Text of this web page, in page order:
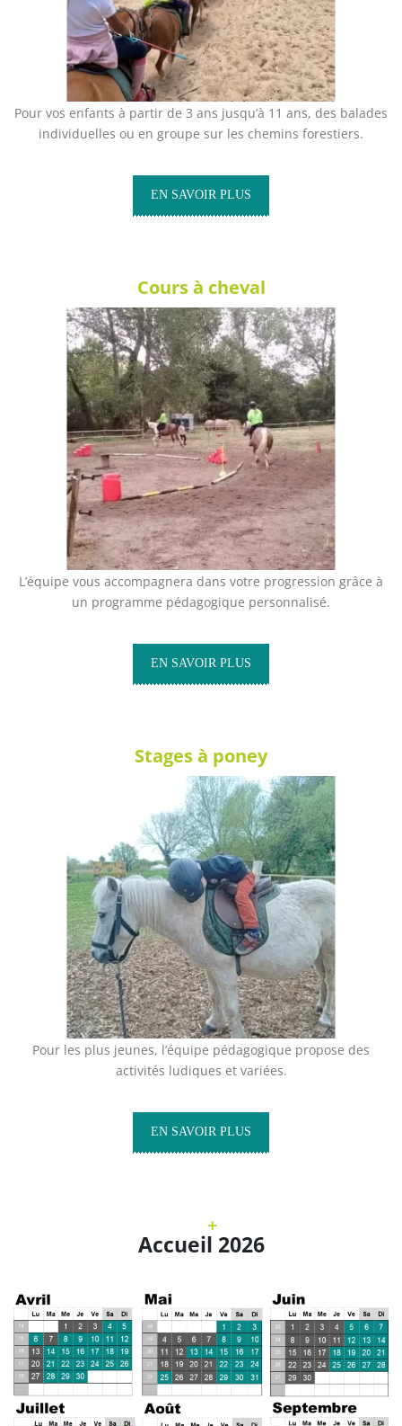
Pour vos enfants à partir de 3 ans jusqu’à 11 ans, des balades
individuelles ou en groupe sur les chemins forestiers.
EN SAVOIR PLUS
Cours à cheval
L’équipe vous accompagnera dans votre progression grâce à
un programme pédagogique personnalisé.
EN SAVOIR PLUS
Stages à poney
Pour les plus jeunes, l’équipe pédagogique propose des
activités ludiques et variées.
EN SAVOIR PLUS
Accueil 2026